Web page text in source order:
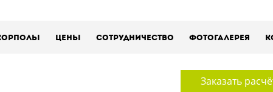
Цены Сотрудничество Фотогалерея
Заказать